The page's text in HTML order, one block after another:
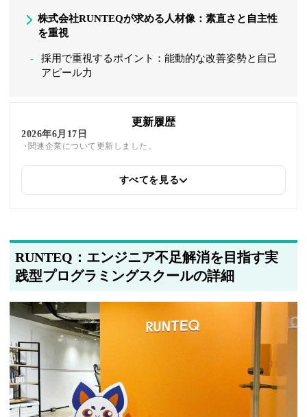
株式会社RUNTEQが求める人材像：素直さと自主性
を重視
採用で重視するポイント：能動的な改善姿勢と自己
アピール力
更新履歴
2026年6月17日
関連企業について更新しました。
関連企業の紹介を追加しました
筆者情報を更新しました
すべてを見る
RUNTEQ：エンジニア不足解消を目指す実
践型プログラミングスクールの詳細